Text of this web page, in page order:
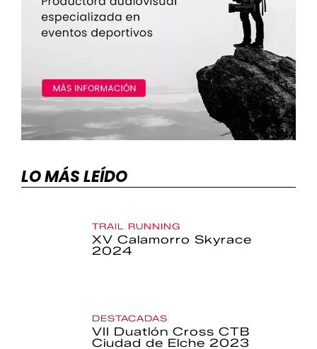
LO MÁS LEÍDO
TRAIL RUNNING
XV Calamorro Skyrace
2024
DESTACADAS
VII Duatlón Cross CTB
Ciudad de Elche 2023